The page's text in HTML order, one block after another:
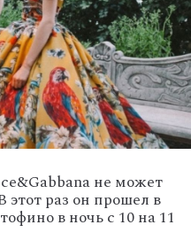
не может
раз он прошел в
в ночь с 10 на 11